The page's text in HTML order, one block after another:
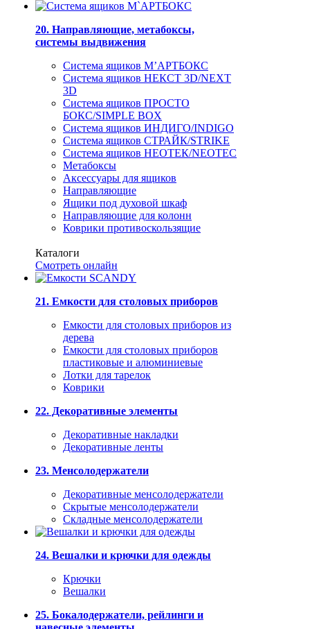
20. Направляющие, метабоксы,
системы выдвижения
Система ящиков М’АРТБОКС
Система ящиков НЕКСТ 3D/NEXT
3D
Система ящиков ПРОСТО
БОКС/SIMPLE BOX
Система ящиков ИНДИГО/INDIGO
Система ящиков СТРАЙК/STRIKE
Система ящиков НЕОТЕК/NEOTEC
Метабоксы
Аксессуары для ящиков
Направляющие
Ящики под духовой шкаф
Направляющие для колонн
Коврики противоскользящие
Каталоги
Смотреть онлайн
21. Емкости для столовых приборов
Емкости для столовых приборов из
дерева
Емкости для столовых приборов
пластиковые и алюминиевые
Лотки для тарелок
Коврики
22. Декоративные элементы
Декоративные накладки
Декоративные ленты
23. Менсолодержатели
Декоративные менсолодержатели
Скрытые менсолодержатели
Складные менсолодержатели
24. Вешалки и крючки для одежды
Крючки
Вешалки
25. Бокалодержатели, рейлинги и